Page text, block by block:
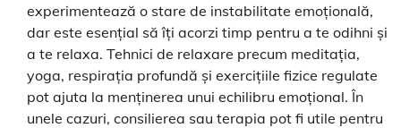
experimentează o stare de instabilitate emoțională,
dar este esențial să îți acorzi timp pentru a te odihni și
a te relaxa. Tehnici de relaxare precum meditația,
yoga, respirația profundă și exercițiile fizice regulate
pot ajuta la menținerea unui echilibru emoțional. În
unele cazuri, consilierea sau terapia pot fi utile pentru